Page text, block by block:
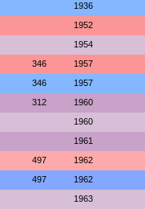
1936
1952
1954
346 1957
346 1957
312 1960
1960
1961
497 1962
497 1962
1963